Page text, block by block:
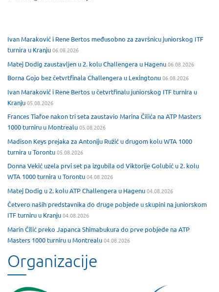
Ivan Maraković i Rene Bertos međusobno za završnicu juniorskog ITF
turnira u Kranju06.08.2026
Matej Dodig zaustavljen u 2. kolu Challengera u Hagenu06.08.2026
Borna Gojo bez četvrtfinala Challengera u Lexingtonu06.08.2026
Ivan Maraković i Rene Bertos u četvrtfinalu juniorskog ITF turnira u
Kranju05.08.2026
Frances Tiafoe nakon tri seta zaustavio Marina Čilića na ATP Masters
1000 turniru u Montrealu05.08.2026
Madison Keys prejaka za Antoniju Ružić u drugom kolu WTA 1000
turnira u Torontu05.08.2026
Donna Vekić uzela prvi set pa izgubila od Viktorije Golubić u 2. kolu
WTA 1000 turnira u Torontu04.08.2026
Matej Dodig u 2. kolu ATP Challengera u Hagenu04.08.2026
Četvero naših predstavnika do druge pobjede u skupini na juniorskom
ITF turniru u Kranju04.08.2026
Marin Čilić preko Japanca Shimabukura do prve pobjede na ATP
Masters 1000 turniru u Montrealu04.08.2026
Organizacije